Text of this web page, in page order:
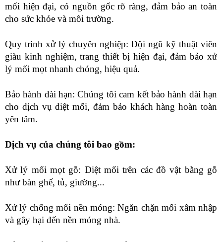
mối hiện đại, có nguồn gốc rõ ràng, đảm bảo an toàn
cho sức khỏe và môi trường.
Quy trình xử lý chuyên nghiệp: Đội ngũ kỹ thuật viên
giàu kinh nghiệm, trang thiết bị hiện đại, đảm bảo xử
lý mối mọt nhanh chóng, hiệu quả.
Bảo hành dài hạn: Chúng tôi cam kết bảo hành dài hạn
cho dịch vụ diệt mối, đảm bảo khách hàng hoàn toàn
yên tâm.
Dịch vụ của chúng tôi bao gồm:
Xử lý mối mọt gỗ: Diệt mối trên các đồ vật bằng gỗ
như bàn ghế, tủ, giường...
Xử lý chống mối nền móng: Ngăn chặn mối xâm nhập
và gây hại đến nền móng nhà.